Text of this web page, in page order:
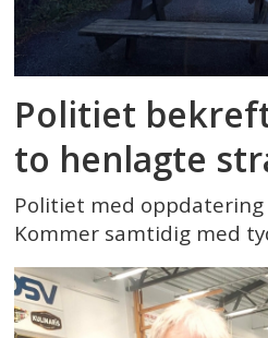
Politiet
to henlagte
Politiet med
Kommer samtidig med